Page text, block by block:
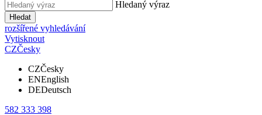
Hledaný výraz
Hledat
rozšířené vyhledávání
Vytisknout
CZČesky
CZČesky
ENEnglish
DEDeutsch
582 333 398